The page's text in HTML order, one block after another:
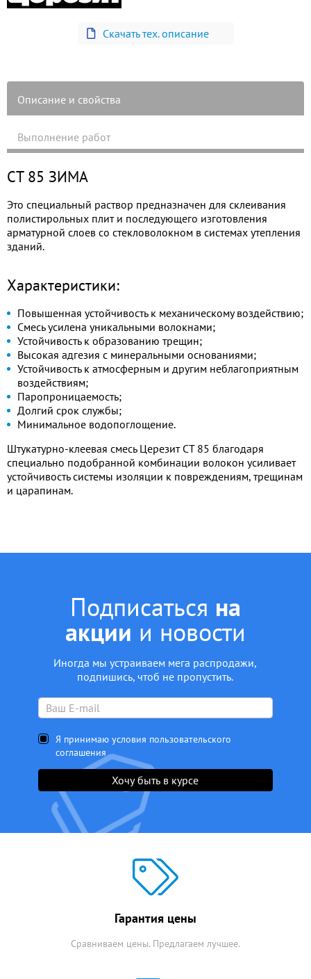
Скачать тех. описание
Описание и свойства
Выполнение работ
СТ 85 ЗИМА
Это специальный раствор предназначен для склеивания
полистирольных плит и последующего изготовления
арматурной слоев со стекловолокном в системах утепления
зданий.
Характеристики:
Повышенная устойчивость к механическому воздействию;
Смесь усилена уникальными волокнами;
Устойчивость к образованию трещин;
Высокая адгезия с минеральными основаниями;
Устойчивость к атмосферным и другим неблагоприятным
воздействиям;
Паропроницаемость;
Долгий срок службы;
Минимальное водопоглощение.
Штукатурно-клеевая смесь Церезит СТ 85 благодаря
специально подобранной комбинации волокон усиливает
устойчивость системы изоляции к повреждениям, трещинам
и царапинам.
Подписаться на
акции и новости
Иногда мы устраиваем мега распродажи,
подпишись, чтоб не пропустить.
Я принимаю условия пользовательского
соглашения
Хочу быть в курсе
Гарантия цены
Сравниваем цены. Предлагаем лучшее.